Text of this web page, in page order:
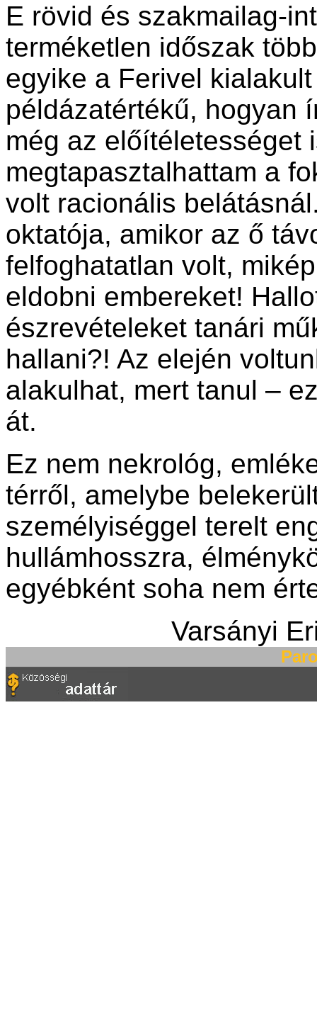
E rövid és szakmailag-
terméketlen időszak
egyike a Ferivel
példázatértékű, hogyan
még az előítéletességet
megtapasztalhattam a
volt racionális
oktatója, amikor az ő
felfoghatatlan volt,
eldobni embereket!
észrevételeket tanári
hallani?! Az elején
alakulhat, mert tanul –
át.
Ez nem nekrológ,
térről, amelybe
személyiséggel terelt
hullámhosszra,
egyébként soha nem
Varsányi